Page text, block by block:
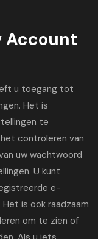
Account
u toegang tot
Het is
te
controleren van
uw wachtwoord
U kunt
e-
is ook raadzaam
om te zien of